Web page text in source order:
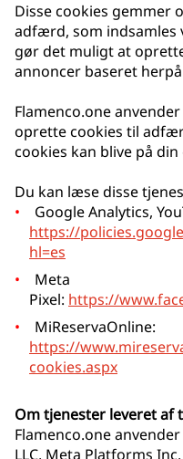
Disse cookies gemmer
adfærd, som indsamles
gør det muligt at
annoncer baseret
Flamenco.one
oprette cookies til
cookies kan blive på
Du kan læse disse
Google Analytics,
https://
hl=es
Meta
Pixel: https://
MiReservaOnline:
https://
cookies.aspx
Om tjenester leveret af
Flamenco.one
LLC, Meta Platforms